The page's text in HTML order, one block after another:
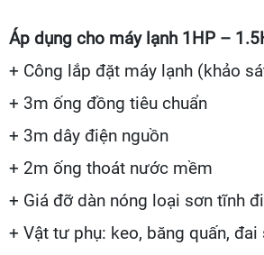
Áp dụng cho máy lạnh 1HP –
+ Công lắp đặt máy lạnh (khảo
+ 3m ống đồng tiêu chuẩn
+ 3m dây điện nguồn
+ 2m ống thoát nước mềm
+ Giá đỡ dàn nóng loại sơn tĩnh
+ Vật tư phụ: keo, băng quấn,